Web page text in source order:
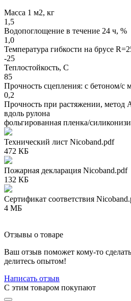
Масса 1 м2, кг
1,5
Водопоглощение в течение 24 ч, %
1,0
Температура гибкости на брусе
-25
Теплостойкость, С
85
Прочность сцепления: с бетоном/с
0,2
Прочность при растяжении, метод
вдоль рулона
фольгированная пленка/
Технический лист Nicoband.pdf
472 КБ
Пожарная декларация Nicoband.pdf
132 КБ
Сертификат соответствия
4 МБ
Отзывы о товаре
Ваш отзыв поможет кому-то
делитесь опытом!
Написать отзыв
C этим товаром покупают